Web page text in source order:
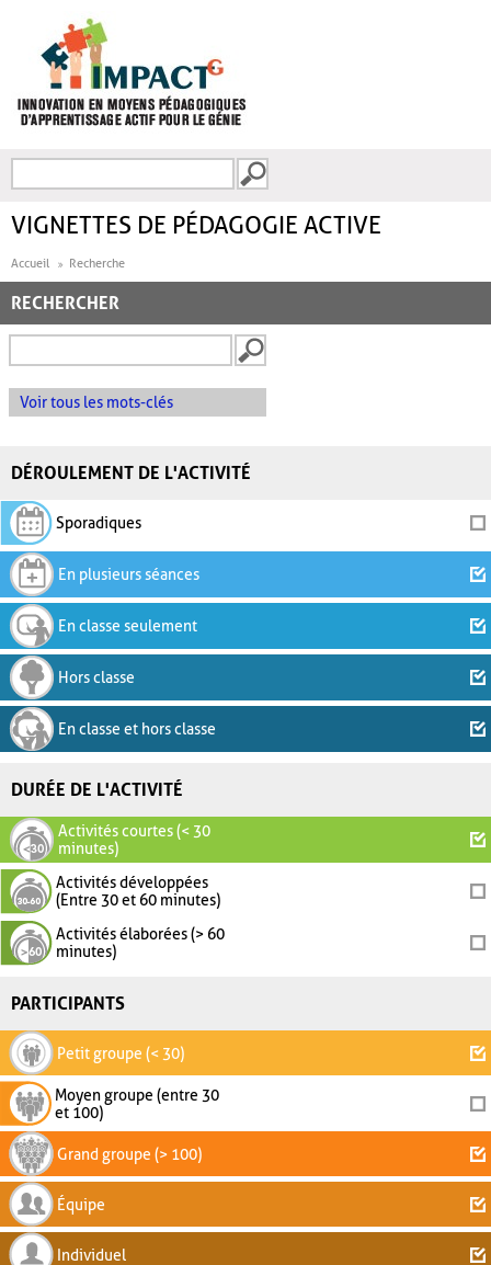
FORMULAIRE DE
VIGNETTES DE PÉDAGOGIE ACTIVE
Accueil Recherche
RECHERCHER
Voir tous les mots-clés
DÉROULEMENT DE L'ACTIVITÉ
Sporadiques
En plusieurs séances
En classe seulement
Hors classe
En classe et hors classe
DURÉE DE L'ACTIVITÉ
Activités courtes (< 30
minutes)
Activités développées
(Entre 30 et 60 minutes)
Activités élaborées (> 60
minutes)
PARTICIPANTS
Petit groupe (< 30)
Moyen groupe (entre 30
et 100)
Grand groupe (> 100)
Équipe
Individuel